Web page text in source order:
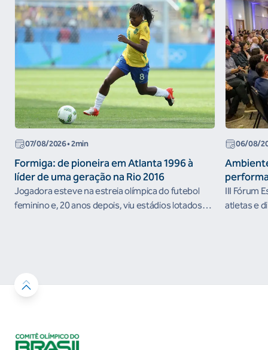
07/08/2026• 2min
Formiga: de pioneira em Atlanta 1996 à
líder de uma geração na Rio 2016
Jogadora esteve na estreia olímpica do futebol
feminino e, 20 anos depois, viu estádios lotados
06/08/
III Fórum
atletas e